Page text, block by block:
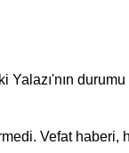
Vefat